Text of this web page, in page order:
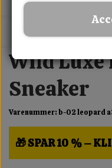
MIX FRIT ·
Wild
Sneaker
Varenummer: b-02 leopard
🎁 SPAR 10 % –